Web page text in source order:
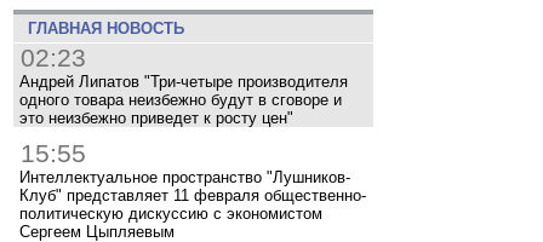
ГЛАВНАЯ НОВОСТЬ
02:23
Андрей Липатов "Три-четыре производителя
одного товара неизбежно будут в сговоре и
это неизбежно приведет к росту цен"
15:55
Интеллектуальное пространство "Лушников-
Клуб" представляет 11 февраля общественно-
политическую дискуссию с экономистом
Сергеем Цыпляевым